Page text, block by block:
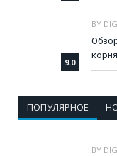
9.0
BY
ПОПУЛЯРНОЕ
BY